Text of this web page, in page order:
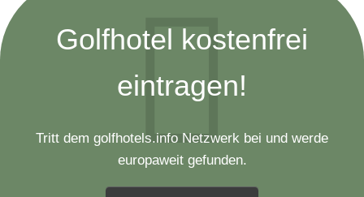
Golfhotel kostenfrei
eintragen!
Tritt dem golfhotels.info Netzwerk bei und werde
europaweit gefunden.